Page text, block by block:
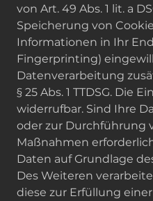
von Art. 49 Abs. 1 lit. a
Speicherung von
Informationen in Ihr
Fingerprinting)
Datenverarbeitung
§ 25 Abs. 1 TTDSG. Die
widerrufbar. Sind Ihre
oder zur Durchführung
Maßnahmen
Daten auf Grundlage
Des Weiteren
diese zur Erfüllung